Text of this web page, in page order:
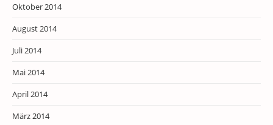
Oktober 2014
August 2014
Juli 2014
Mai 2014
April 2014
März 2014